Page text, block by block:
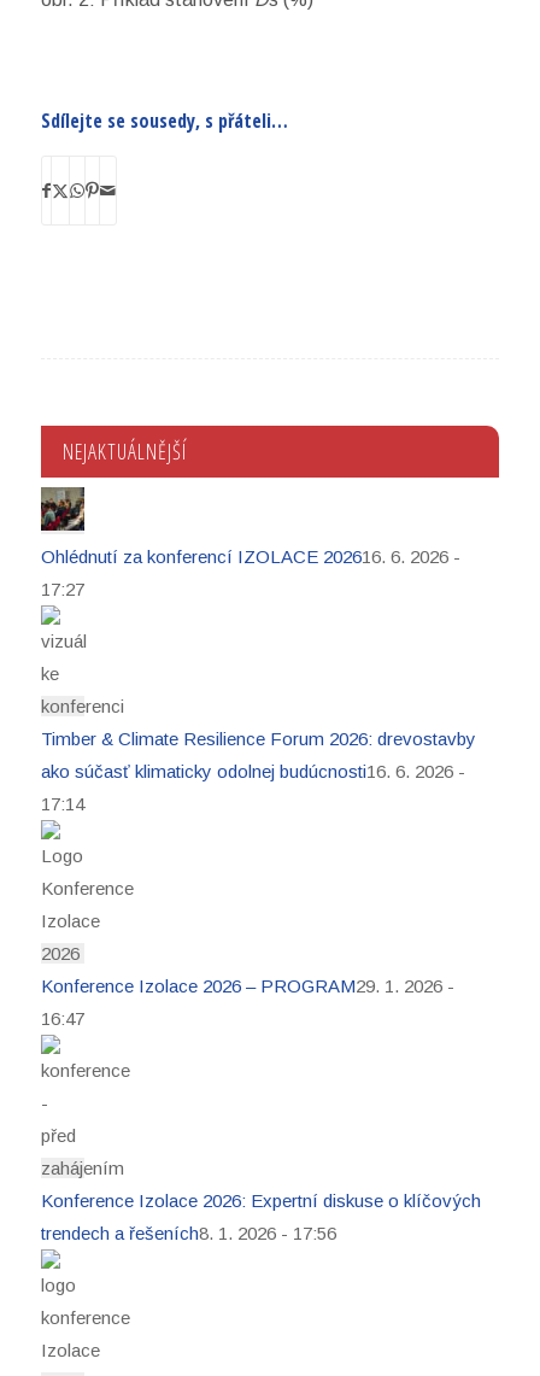
Sdílejte se sousedy, s přáteli…
NEJAKTUÁLNĚJŠÍ
Ohlédnutí za konferencí IZOLACE 202616. 6. 2026 -
17:27
Timber & Climate Resilience Forum 2026: drevostavby
ako súčasť klimaticky odolnej budúcnosti16. 6. 2026 -
17:14
Konference Izolace 2026 – PROGRAM29. 1. 2026 -
16:47
Konference Izolace 2026: Expertní diskuse o klíčových
trendech a řešeních8. 1. 2026 - 17:56